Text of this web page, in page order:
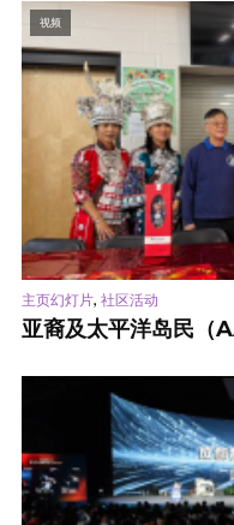
视频
主页幻灯片, 社区活动
亚裔及太平洋岛民（